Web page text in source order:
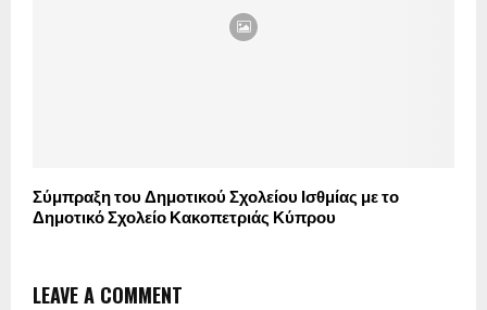
Σύμπραξη του Δημοτικού Σχολείου Ισθμίας με το
Δημοτικό Σχολείο Κακοπετριάς Κύπρου
LEAVE A COMMENT